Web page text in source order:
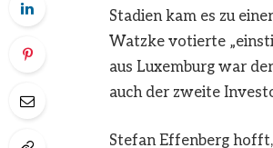
Stadien kam es zu
Watzke votierte
aus Luxemburg war
auch der zweite
Stefan Effenberg